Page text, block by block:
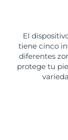
El
tiene cinco
diferentes
protege tu